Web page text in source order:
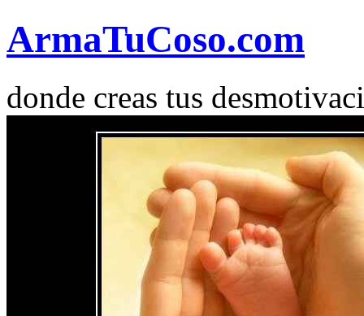
ArmaTuCoso.com
donde creas tus